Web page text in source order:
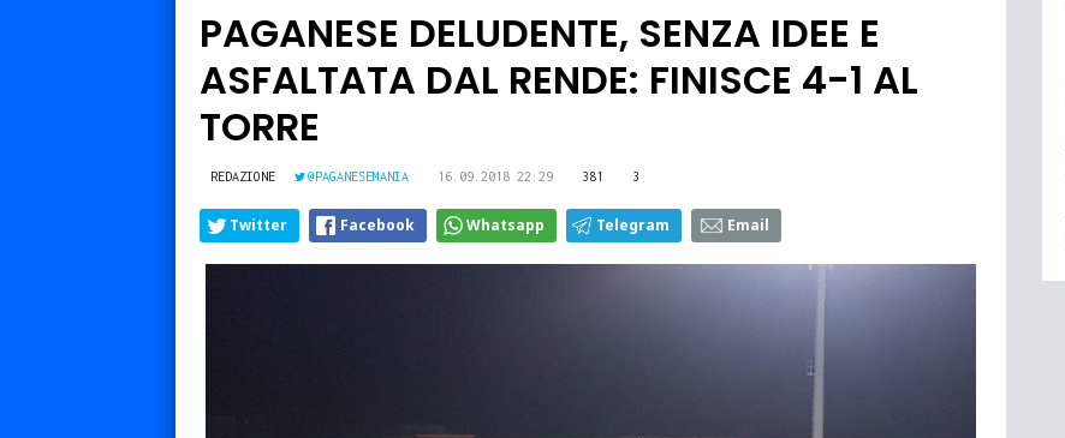
PAGANESE DELUDENTE, SENZA IDEE E
ASFALTATA DAL RENDE: FINISCE 4-1 AL
TORRE
REDAZIONE @PAGANESEMANIA 16.09.2018 22:29 381 3
Twitter Facebook Whatsapp Telegram Email